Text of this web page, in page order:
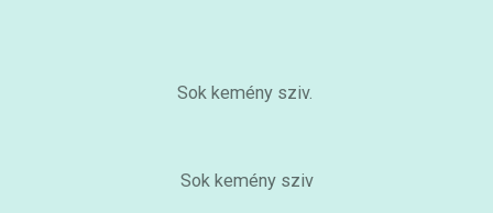
Sok kemény sziv.
Sok kemény sziv